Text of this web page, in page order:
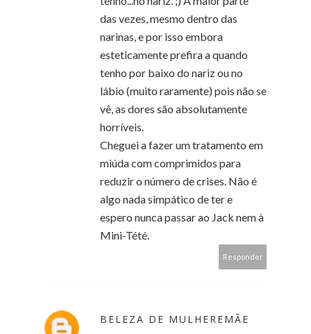
das vezes, mesmo dentro das
narinas, e por isso embora
esteticamente prefira a quando
tenho por baixo do nariz ou no
lábio (muito raramente) pois não se
vê, as dores são absolutamente
horríveis.
Cheguei a fazer um tratamento em
miúda com comprimidos para
reduzir o número de crises. Não é
algo nada simpático de ter e
espero nunca passar ao Jack nem à
Mini-Tété.
Responder
BELEZA DE MULHEREMÃE